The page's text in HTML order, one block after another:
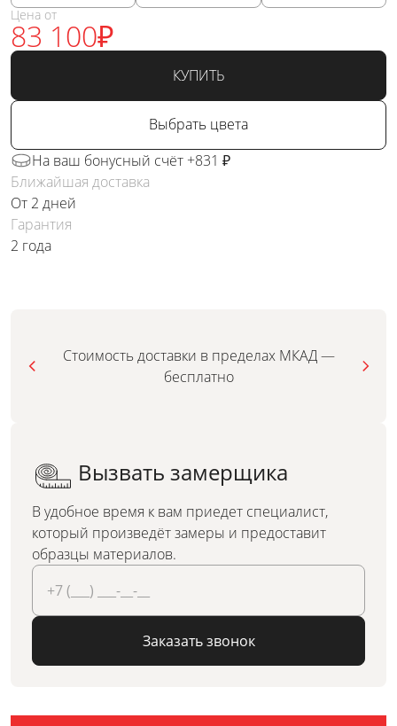
Цена от
83 100₽
КУПИТЬ
Выбрать цвета
На ваш бонусный счёт +831 ₽
Ближайшая доставка
От 2 дней
Гарантия
2 года
Стоимость доставки в пределах МКАД —
бесплатно
Вызвать замерщика
В удобное время к вам приедет специалист,
который произведёт замеры и предоставит
образцы материалов.
Заказать звонок